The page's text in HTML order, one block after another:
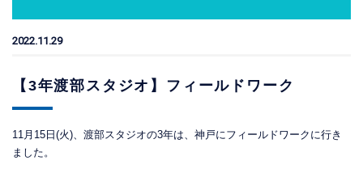
2022.11.29
【3年渡部スタジオ】フィールドワーク
11月15日(火)、渡部スタジオの3年は、神戸にフィールドワークに行き
ました。